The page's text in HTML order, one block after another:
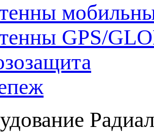
GPS/
Радиал